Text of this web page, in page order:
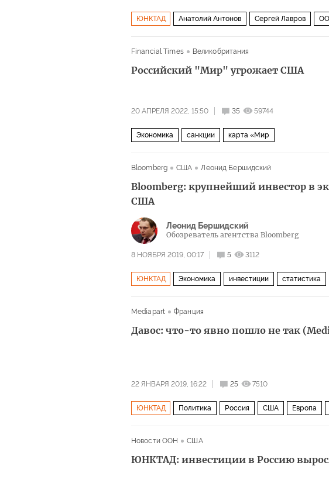
ЮНКТАД Анатолий Антонов Сергей Лавров
Financial Times Великобритания
Российский "Мир" угрожает США
20 АПРЕЛЯ 2022, 15:50 35 59744
Экономика санкции карта «Мир
Bloomberg США Леонид Бершидский
Bloomberg: крупнейший инвестор в
США
Леонид Бершидский
Обозреватель агентства Bloomberg
8 НОЯБРЯ 2019, 00:17 5 3112
ЮНКТАД Экономика инвестиции статистика
Mediapart Франция
Давос: что-то явно пошло не так
22 ЯНВАРЯ 2019, 16:22 25 7510
ЮНКТАД Политика Россия США Европа
Новости ООН США
ЮНКТАД: инвестиции в Россию